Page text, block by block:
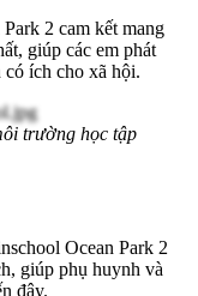
2 cam kết mang
giúp các em phát
có ích cho xã hội.
trường học tập
Ocean Park 2
giúp phụ huynh và
đây.